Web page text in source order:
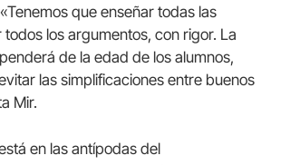
que enseñar todas las
los argumentos, con rigor. La
de la edad de los alumnos,
las simplificaciones entre buenos
Mir.
en las antípodas del